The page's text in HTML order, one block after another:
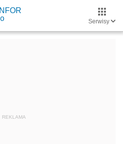
Serwisy